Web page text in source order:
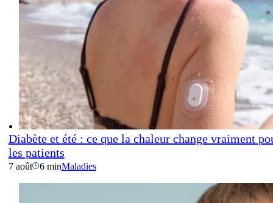
Diabète et été : ce que la chaleur change vraiment
les patients
7 août 6 minMaladies